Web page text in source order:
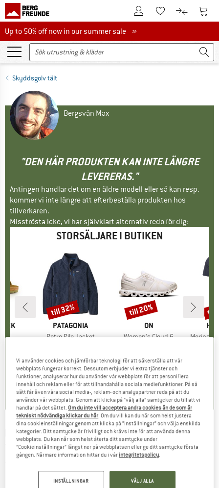
Till kundkontotTill minneslistan.
Till Till
Up to 50% off now in our summer sale
Up to 50% off now in our summer sale »
Skyddsgolv tält
Bergsvän Max
"DEN HÄR PRODUKTEN KAN INTE LÄNGRE
LEVERERAS."
Antingen handlar det om en äldre modell eller så kan resp.
kommer vi inte längre att efterbeställa produkten hos
tillverkaren.
Misströsta icke, vi har självklart alternativ redo för dig:
STORSÄLJARE I BUTIKEN
6
)
VARUMÄRKE
PATAGONIA
Produkter
Retro Pile Jacket
+1
4,6(71)
Rabatt
till 32%
VARUMÄRKE
ON
Produkter
Women's Cloud 6
+9
4,7(48)
Rabatt
till 20%
Produkter
MerinoMix150
till
BIG AGNES -Footprint Blacktail 2 Hotel -
Tältunderlag
Vi använder cookies och jämförbar teknologi för att säkerställa att vår
webbplats fungerar korrekt. Dessutom erbjuder vi extra tjänster och
funktioner, analyserar hur du använder vår webbplats för att personifiera
innehåll och reklam eller för att tillhandahålla sociala mediefunktioner. På så
sätt får även våra social media-, reklam- och analyspartner reda på att du
använder vår webbplats. Genom att klicka på ”välj alla” samtycker du till att vi
handlar på det sättet. Om du inte vill acceptera andra cookies än de som är
tekniskt nödvändiga klickar du här. Om du vill kan du när som helst justera
dina cookieinställningar genom att klicka på ”inställningar” och välja enskilda
kategorier. Ditt samtycke är frivilligt och krävs inte för att använda denna
webbplats. Du kan när som helst återta ditt samtycke under
”Cookieinställningar” längst ner på webbplatsen eller ge ditt samtycke första
gången. Närmare information hittar du i vår integritetspolicy.
INSTÄLLNINGAR VÄLJ ALLA